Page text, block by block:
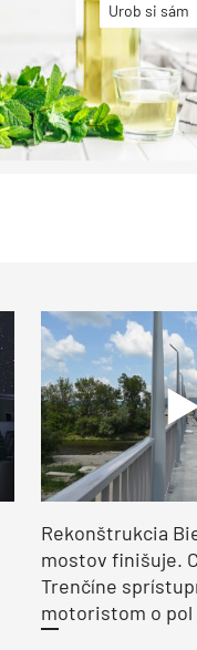
Urob si sám
Rekonštrukcia
mostov finišuje.
Trenčíne
motoristom o pol